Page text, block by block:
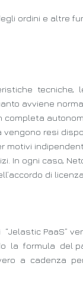
ordini e altre
tecniche,
avviene
resi
motivi
In ogni caso,
di licenza.
PaaS”
la formula del
a cadenza